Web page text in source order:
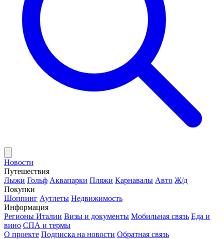
Новости
Путешествия
Лыжи Гольф Аквапарки Пляжи Карнавалы Авто Ж/д
Покупки
Шоппинг Аутлеты Недвижимость
Информация
Регионы Италии Визы и документы Мобильная связь Еда и
вино СПА и термы
О проекте Подписка на новости Обратная связь